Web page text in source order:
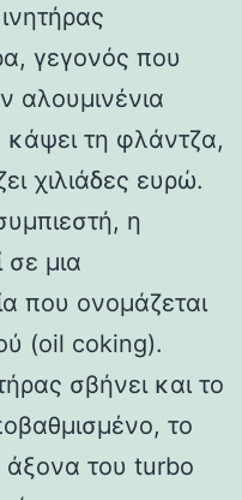
γεγονός που
αλουμινένια
τη φλάντζα,
χιλιάδες ευρώ.
η
μια
που ονομάζεται
(oil coking).
σβήνει και το
το
άξονα του turbo